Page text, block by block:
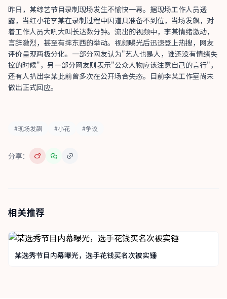
昨日，某综艺节目录制现场发生不愉快一幕。据现场工作人员透
露，当红小花李某在录制过程中因道具准备不到位，当场发飙，对
着工作人员大吼大叫长达数分钟。流出的视频中，李某情绪激动，
言辞激烈，甚至有摔东西的举动。视频曝光后迅速登上热搜，网友
评价呈现两极分化。一部分网友认为"艺人也是人，谁还没有情绪失
控的时候"，另一部分网友则表示"公众人物应该注意自己的言行"，
还有人扒出李某此前曾多次在公开场合失态。目前李某工作室尚未
做出正式回应。
#现场发飙 #小花 #争议
分享：
相关推荐
某选秀节目内幕曝光，选手花钱买名次被实锤